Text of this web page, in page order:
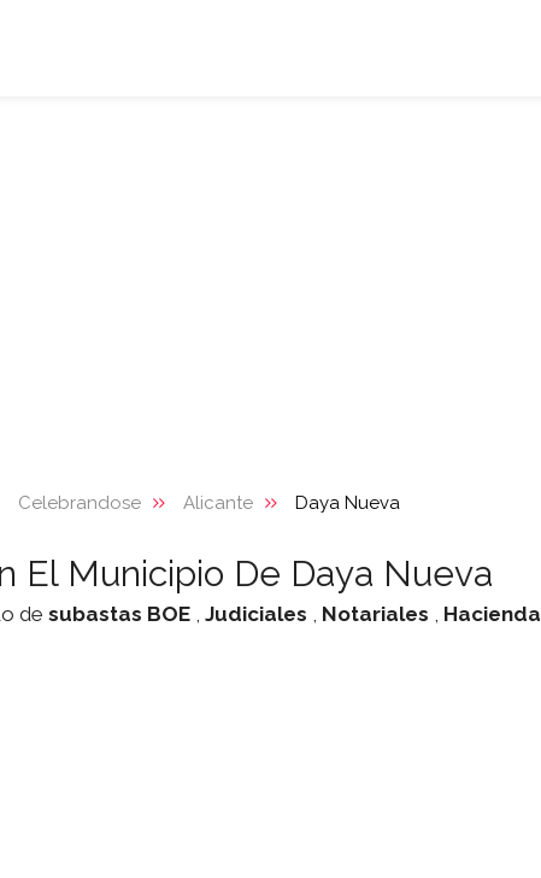
Celebrandose Alicante Daya Nueva
El Municipio De Daya Nueva
de subastas BOE , Judiciales , Notariales , Hacienda